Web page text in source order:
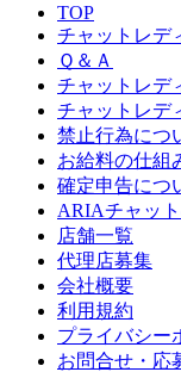
TOP
チャットレデ
Ｑ＆Ａ
チャットレデ
チャットレデ
禁止行為につ
お給料の仕組
確定申告につ
ARIAチャッ
店舗一覧
代理店募集
会社概要
利用規約
プライバシー
お問合せ・応